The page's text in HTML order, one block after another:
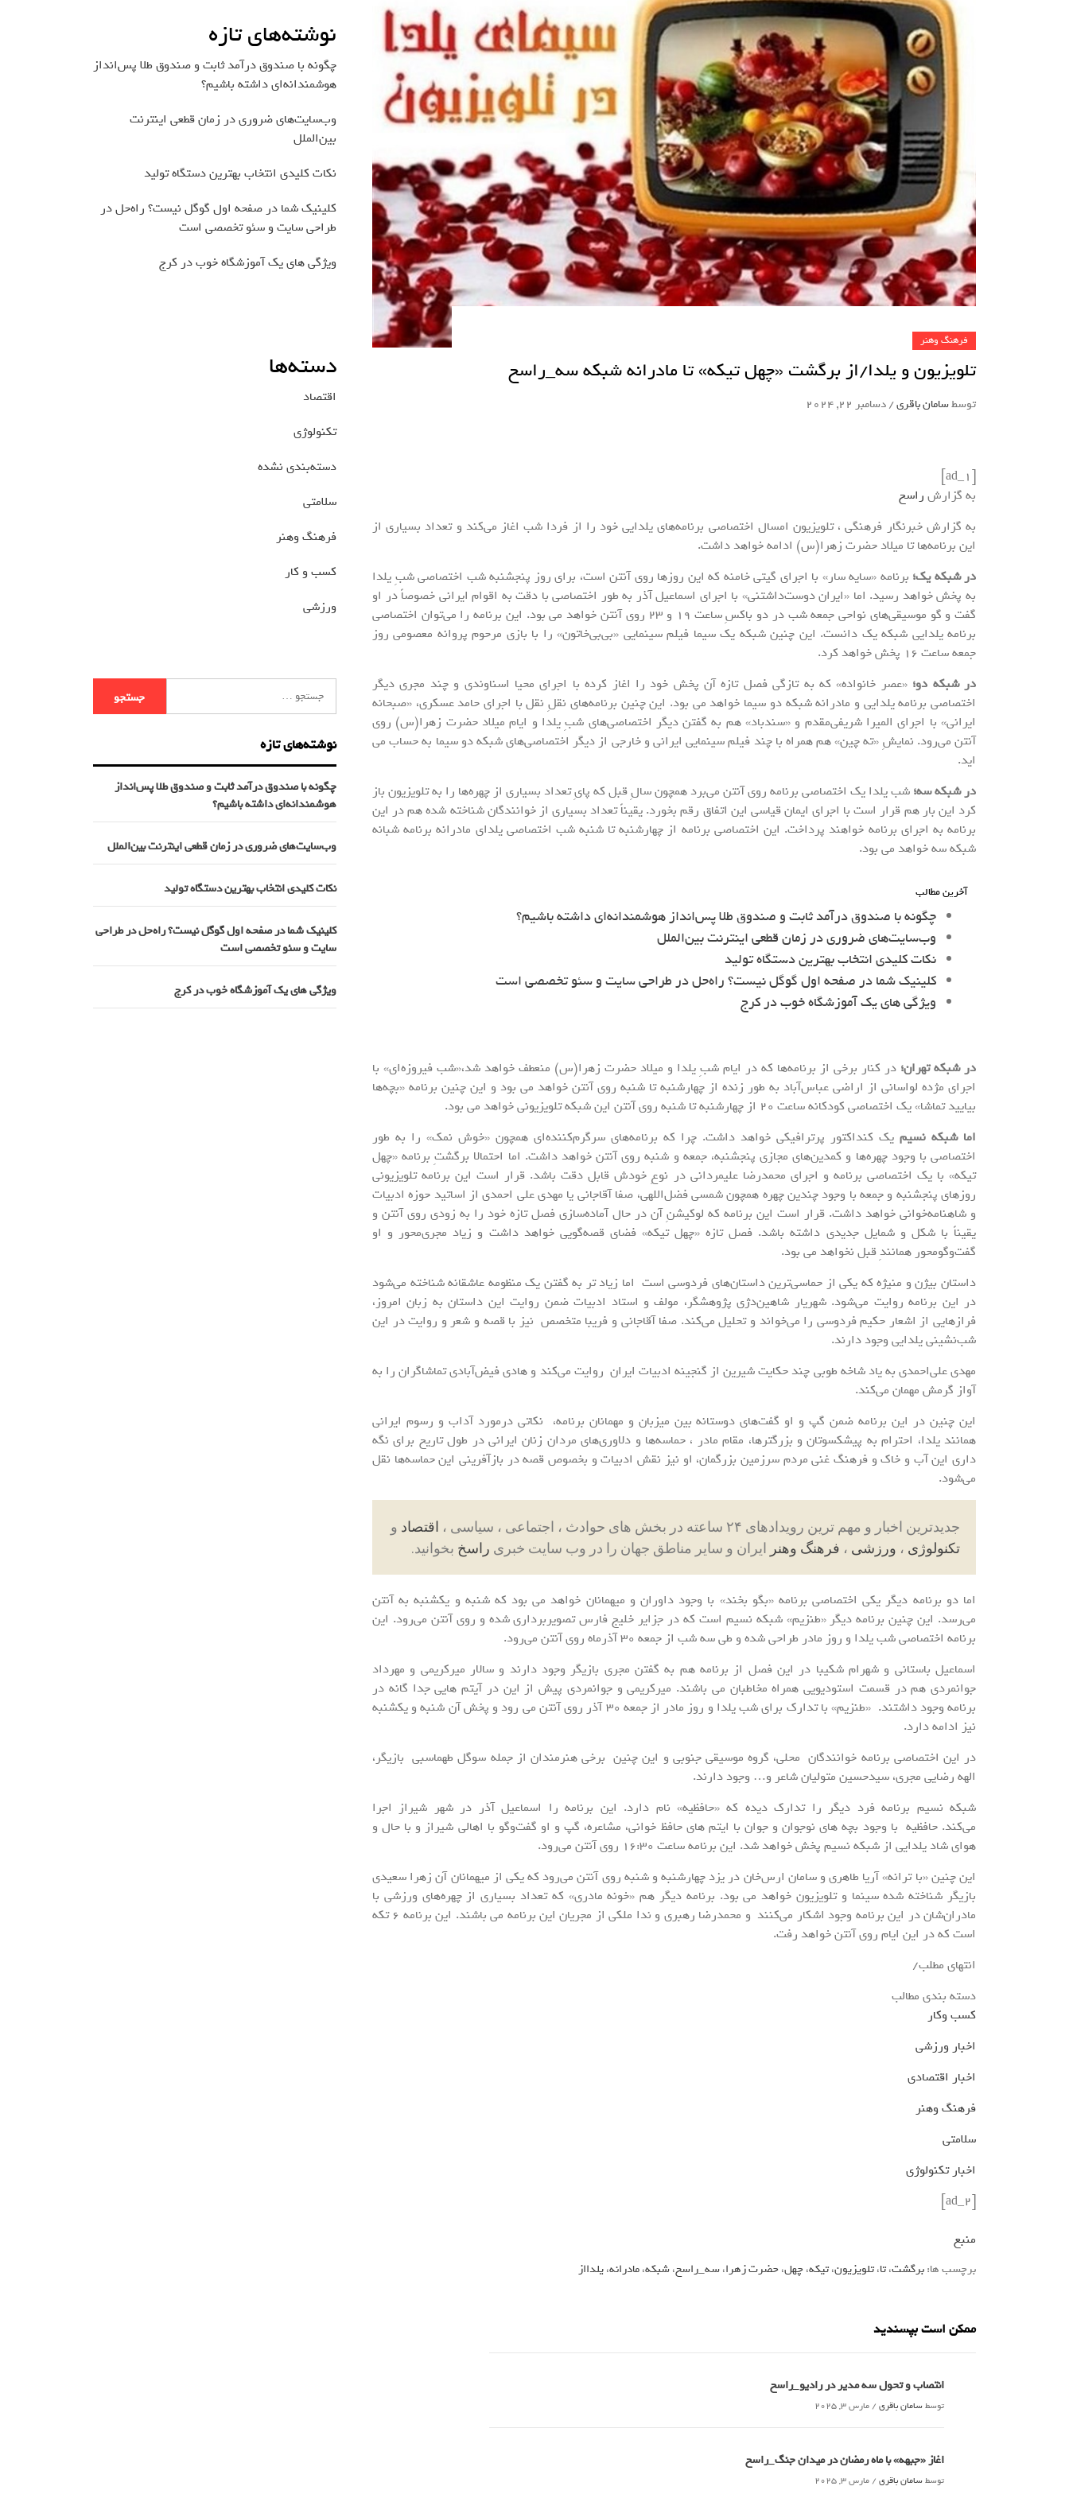
فرهنگ وهنر
تلویزیون و یلدا/از برگشت «چهل تیکه» تا مادرانه شبکه سه_راسخ
توسطسامان باقری/دسامبر 22, 2024
به گزارش راسخ
به گزارش خبرنگار فرهنگی ، تلویزیون امسال اختصاصی برنامه‌های یلدایی خود را از فردا شب اغاز می‌کند و تعداد بسیاری از
این برنامه‌ها تا میلاد حضرت زهرا(س) ادامه خواهد داشت.
در شبکه یک؛ برنامه «سایه سار» با اجرای گیتی خامنه که این روزها روی آنتن است، برای روز پنجشنبه شب اختصاصی شبِ یلدا
به پخش خواهد رسید. اما «ایران دوست‌داشتنی» با اجرای اسماعیل آذر به طور اختصاصی با دقت به اقوام ایرانی خصوصاً در او
گفت و گو موسیقی‌های نواحی جمعه شب در دو باکسِ ساعت 19 و 23 روی آنتن خواهد می بود. این برنامه را می‌توان اختصاصی
برنامه یلدایی شبکه یک دانست. این چنین شبکه یک سیما فیلم سینمایی «بی‌بی‌خاتون» را با بازی مرحوم پروانه معصومی روز
جمعه ساعت 16 پخش خواهد کرد.
در شبکه دو؛«عصر خانواده» که به تازگی فصل تازه آن پخش خود را اغاز کرده با اجرای محیا اسناوندی و چند مجری دیگر
اختصاصی برنامه یلدایی و مادرانه شبکه دو سیما خواهد می بود. این چنین برنامه‌های نقلِ نقل با اجرای حامد عسکری، «صبحانه
ایرانی» با اجرای المیرا شریفی‌مقدم و «سندباد» هم به گفتن دیگر اختصاصی‌های شبِ یلدا و ایام میلاد حضرت زهرا(س) روی
آنتن می‌رود. نمایشِ «ته چین» هم همراه با چند فیلم سینمایی ایرانی و خارجی از دیگر اختصاصی‌های شبکه دو سیما به حساب می
اید.
در شبکه سه؛ شب یلدا یک اختصاصی برنامه روی آنتن می‌برد همچون سالِ قبل که پایِ تعداد بسیاری از چهره‌ها را به تلویزیون باز
کرد این بار هم قرار است با اجرای ایمان قیاسی این اتفاق رقم بخورد. یقیناً تعداد بسیاری از خوانندگان شناخته شده هم در این
برنامه به اجرای برنامه خواهند پرداخت. این اختصاصی برنامه از چهارشنبه تا شنبه شب اختصاصی یلدای مادرانه برنامه شبانه
شبکه سه خواهد می بود.
آخرین مطالب
چگونه با صندوق درآمد ثابت و صندوق طلا پس‌انداز هوشمندانه‌ای داشته باشیم؟
وب‌سایت‌های ضروری در زمان قطعی اینترنت بین‌الملل
نکات کلیدی انتخاب بهترین دستگاه تولید
کلینیک شما در صفحه اول گوگل نیست؟ راه‌حل در طراحی سایت و سئو تخصصی است
ویژگی های یک آموزشگاه خوب در کرج
در شبکه تهران؛ در کنار برخی از برنامه‌ها که در ایام شبِ یلدا و میلاد حضرت زهرا(س) منعطف خواهد شد،«شب فیروزه‌ای» با
اجرای مژده لواسانی از اراضی عباس‌آباد به طور زنده از چهارشنبه تا شنبه روی آنتن خواهد می بود و این چنین برنامه «بچه‌ها
بیایید تماشا» یک اختصاصی کودکانه ساعت 20 از چهارشنبه تا شنبه روی آنتن این شبکه تلویزیونی خواهد می بود.
اما شبکه نسیم یک کنداکتور پرترافیکی خواهد داشت. چرا که برنامه‌های سرگرم‌کننده‌ای همچون «خوش نمک» را به طور
اختصاصی با وجود چهره‌ها و کمدین‌های مجازی پنجشنبه، جمعه و شنبه روی آنتن خواهد داشت. اما احتمالا برگشتِ برنامه «چهل
تیکه» با یک اختصاصی برنامه و اجرای محمدرضا علیمردانی در نوعِ خودش قابل دقت باشد. قرار است این برنامه تلویزیونی
روزهای پنجشنبه و جمعه با وجود چندین چهره‌ همچون شمسی فضل‌اللهی، صفا آقاجانی یا مهدی علی احمدی از اساتید حوزه ادبیات
و شاهنامه‌خوانی خواهد داشت. قرار است این برنامه که لوکیشنِ آن در حال آماده‌سازی فصل تازه خود را به زودی روی آنتن و
یقیناً با شکل و شمایل جدیدی داشته باشد. فصل تازه «چهل تیکه» فضای قصه‌گویی خواهد داشت و زیاد مجری‌محور و او
گفت‌وگومحور همانندِ قبل نخواهد می بود.
داستان بیژن و منیژه که یکی از حماسی‌ترین داستان‌های فردوسی است اما زیاد تر به گفتن یک منظومه عاشقانه شناخته می‌شود
در این برنامه روایت می‌شود. شهریار شاهین‌دژی پژوهشگر، مولف و استاد ادبیات ضمن روایت این داستان به زبان امروز،
فرازهایی از اشعار حکیم فردوسی را می‌خواند و تحلیل می‌کند. صفا آقاجانی و فریبا متخصص نیز با قصه و شعر و روایت در این
شب‌نشینی یلدایی وجود دارند.
مهدی علی‌احمدی به یاد شاخه طوبی چند حکایت شیرین از گنجینه ادبیات ایران روایت می‌کند و هادی فیض‌آبادی تماشاگران را به
آواز گرمش مهمان می‌کند.
این چنین در این برنامه ضمن گپ و او گفت‌های دوستانه بین میزبان و مهمانان برنامه، نکاتی درمورد آداب و رسوم ایرانی
همانند یلدا، احترام به پیشکسوتان و بزرگترها، مقام مادر ، حماسه‌ها و دلاوری‌های مردان زنان ایرانی در طول تاریخ برای نگه
داری این آب و خاک و فرهنگ غنی مردم سرزمین بزرگمان، او نیز نقش ادبیات و بخصوص قصه در بازآفرینی این حماسه‌ها نقل
می‌شود.
جدیدترین اخبار و مهم ترین رویدادهای ۲۴ ساعته در بخش های حوادث ، اجتماعی ، سیاسی ، اقتصاد و
تکنولوژی ، ورزشی ، فرهنگ وهنر ایران و سایر مناطق جهان را در وب سایت خبری راسخ بخوانید.
اما دو برنامه دیگر یکی اختصاصی برنامه «بگو بخند» با وجود داوران و میهمانان خواهد می بود که شنبه و یکشنبه به آنتن
می‌رسد. این چنین برنامه دیگر «طنزیم» شبکه نسیم است که در جزایر خلیج فارس تصویربرداری شده و روی آنتن می‌رود. این
برنامه اختصاصی شب یلدا و روز مادر طراحی شده و طی سه شب از جمعه 30 آذرماه روی آنتن می‌رود.
اسماعیل باستانی و شهرام شکیبا در این فصل از برنامه هم به گفتن مجری بازیگر وجود دارند و سالار میرکریمی و مهرداد
جوانمردی هم در قسمت استودیویی همراه مخاطبان می باشند. میرکریمی و جوانمردی پیش از این در آیتم هایی جدا گانه در
برنامه وجود داشتند. «طنزیم» با تدارک برای شب یلدا و روز مادر از جمعه 30 آذر روی آنتن می رود و پخش آن شنبه و یکشنبه
نیز ادامه دارد.
در این اختصاصی برنامه خوانندگان محلی، گروه موسیقی جنوبی و این چنین برخی هنرمندان از جمله سوگل طهماسبی بازیگر،
الهه رضایی مجری، سیدحسین متولیان شاعر و… وجود دارند.
شبکه نسیم برنامه فرد دیگر را تدارک دیده که «حافظیه» نام دارد. این برنامه را اسماعیل آذر در شهر شیراز اجرا
می‌کند. حافظیه با وجود بچه های نوجوان و جوان با ایتم های حافظ خوانی، مشاعره، گپ و او گفت‌و‌گو با اهالی شیراز و با حال و
هوای شاد یلدایی از شبکه نسیم پخش خواهد شد. این برنامه ساعت 16:30 روی آنتن می‌رود.
این چنین «با ترانه» آریا طاهری و سامان ارس‌خان در یزد چهارشنبه و شنبه روی آنتن می‌رود که یکی از میهمانان آن زهرا سعیدی
بازیگر شناخته شده سینما و تلویزیون خواهد می بود. برنامه دیگر هم «خونه مادری» که تعداد بسیاری از چهره‌های ورزشی با
مادران‌شان در این برنامه وجود اشکار می‌کنند و محمدرضا رهبری و ندا ملکی از مجریان این برنامه می باشند. این برنامه 6 تکه
است که در این ایام روی آنتن خواهد رفت.
انتهای مطلب/
دسته بندی مطالب
کسب وکار
اخبار ورزشی
اخبار اقتصادی
فرهنگ وهنر
سلامتی
اخبار تکنولوژی
منبع
برچسب ها:برگشت،تا،تلویزیون،تیکه،چهل،حضرت زهرا،سه_راسخ،شبکه،مادرانه،یلدااز
ممکن است بپسندید
انتصاب و تحول سه مدیر در رادیو_راسخ
توسطسامان باقری / مارس 3, 2025
اغاز «جبهه» با ماه رمضان در میدان جنگ_راسخ
توسطسامان باقری / مارس 3, 2025
نوشته‌های تازه
چگونه با صندوق درآمد ثابت و صندوق طلا پس‌انداز
هوشمندانه‌ای داشته باشیم؟
وب‌سایت‌های ضروری در زمان قطعی اینترنت
بین‌الملل
نکات کلیدی انتخاب بهترین دستگاه تولید
کلینیک شما در صفحه اول گوگل نیست؟ راه‌حل در
طراحی سایت و سئو تخصصی است
ویژگی های یک آموزشگاه خوب در کرج
دسته‌ها
اقتصاد
تکنولوژی
دسته‌بندی نشده
سلامتی
فرهنگ وهنر
کسب و کار
ورزشی
نوشته‌های تازه
چگونه با صندوق درآمد ثابت و صندوق طلا پس‌انداز
هوشمندانه‌ای داشته باشیم؟
وب‌سایت‌های ضروری در زمان قطعی اینترنت بین‌الملل
نکات کلیدی انتخاب بهترین دستگاه تولید
کلینیک شما در صفحه اول گوگل نیست؟ راه‌حل در طراحی
سایت و سئو تخصصی است
ویژگی های یک آموزشگاه خوب در کرج